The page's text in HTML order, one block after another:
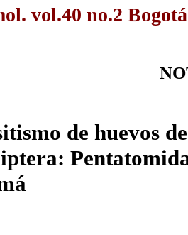
vol.40 no.2
de huevos